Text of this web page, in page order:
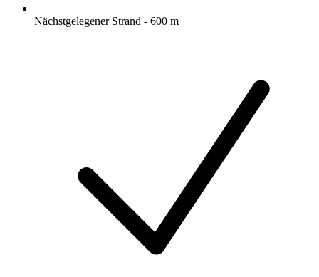
Nächstgelegener Strand - 600 m